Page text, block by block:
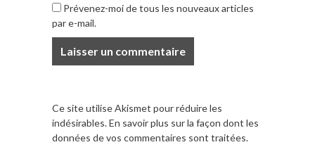
Prévenez-moi de tous les nouveaux articles
par e-mail.
Ce site utilise Akismet pour réduire les
indésirables.En savoir plus sur la façon dont les
données de vos commentaires sont traitées.